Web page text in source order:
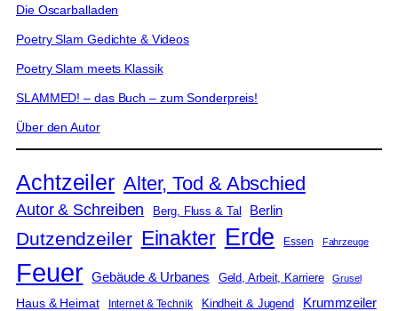
Die Oscarballaden
Poetry Slam Gedichte & Videos
Poetry Slam meets Klassik
SLAMMED! – das Buch – zum Sonderpreis!
Über den Autor
Achtzeiler Alter, Tod & Abschied
Autor & Schreiben Berg, Fluss & Tal Berlin
Dutzendzeiler Einakter Erde Essen Fahrzeuge
Feuer Gebäude & Urbanes Geld, Arbeit, Karriere Grusel
Haus & Heimat Internet & Technik Kindheit & Jugend Krummzeiler